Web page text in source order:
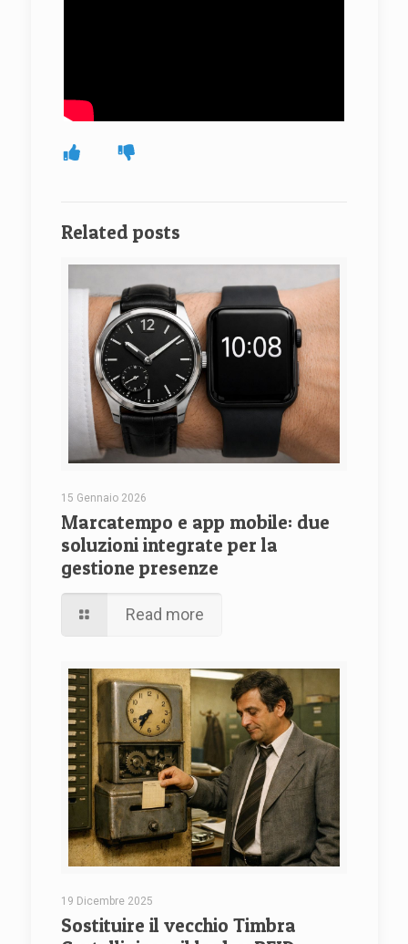
Related posts
15 Gennaio 2026
Marcatempo e app mobile: due
soluzioni integrate per la
gestione presenze
Read more
19 Dicembre 2025
Sostituire il vecchio Timbra